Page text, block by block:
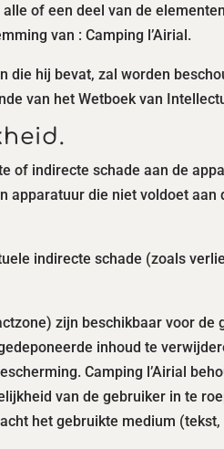
of een deel van de
van : Camping l’Airial.
hij bevat, zal worden
van het Wetboek van
of indirecte schade aan de
die niet voldoet
indirecte schade (zoals
zijn beschikbaar voor de
inhoud te
Camping l’Airial
van de gebruiker in te
het gebruikte medium